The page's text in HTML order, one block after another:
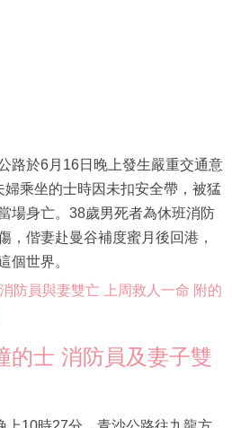
路於6月16日晚上發生嚴重交通意
乘坐的士時因未扣安全帶，被猛
場身亡。38歲男死者為休班消防
，偕妻赴曼谷補度蜜月後回港，
個世界。
防員與妻雙亡 上周救人一命 附的
的士 消防員及妻子雙